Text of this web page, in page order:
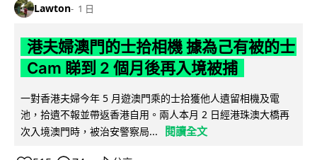
Lawton 1 日
港夫婦澳門的士拾相機 據為己有被的士
Cam 睇到 2 個月後再入境被捕
一對香港夫婦今年 5 月遊澳門乘的士拾獲他人遺留相機及電
池，拾遺不報並帶返香港自用。兩人本月 2 日經港珠澳大橋再
次入境澳門時，被治安警察局...
閱讀全文